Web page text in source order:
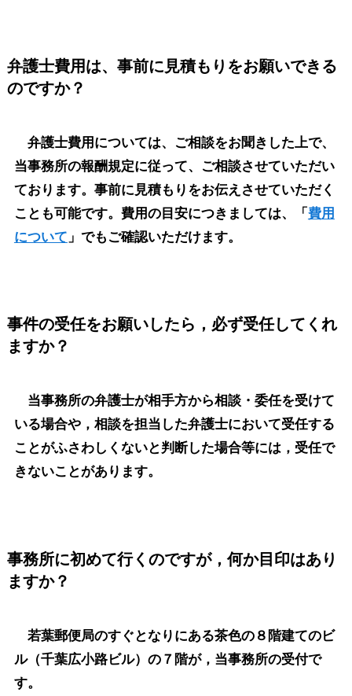
弁護士費用は、事前に見積もりをお願いできる
のですか？
弁護士費用については、ご相談をお聞きした上で、
当事務所の報酬規定に従って、ご相談させていただい
ております。事前に見積もりをお伝えさせていただく
ことも可能です。費用の目安につきましては、「 費用
について 」でもご確認いただけます。
事件の受任をお願いしたら，必ず受任してくれ
ますか？
当事務所の弁護士が相手方から相談・委任を受けて
いる場合や，相談を担当した弁護士において受任する
ことがふさわしくないと判断した場合等には，受任で
きないことがあります。
事務所に初めて行くのですが，何か目印はあり
ますか？
若葉郵便局のすぐとなりにある茶色の８階建てのビ
ル（千葉広小路ビル）の７階が，当事務所の受付で
す。